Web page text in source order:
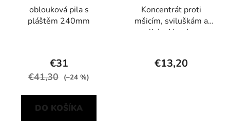
oblouková pila s
pláštěm 240mm
€31
€41,30 (–24 %)
DO KOŠÍKA
Koncentrát proti
mšicím, sviluškám a
molicím Neudosan
€13,20